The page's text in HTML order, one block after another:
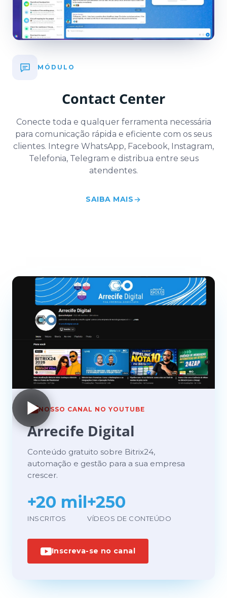
MÓDULO
Contact Center
Conecte toda e qualquer ferramenta necessária
para comunicação rápida e eficiente com os seus
clientes. Integre WhatsApp, Facebook, Instagram,
Telefonia, Telegram e distribua entre seus
atendentes.
SAIBA MAIS
NOSSO CANAL NO YOUTUBE
Arrecife Digital
Conteúdo gratuito sobre Bitrix24,
automação e gestão para a sua empresa
crescer.
+20 mil
INSCRITOS
+250
VÍDEOS DE CONTEÚDO
Inscreva-se no canal